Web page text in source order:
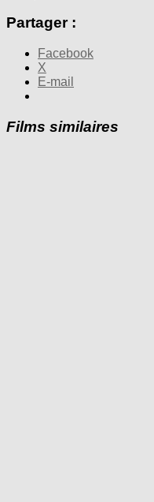
Partager :
Facebook
X
E-mail
Films similaires